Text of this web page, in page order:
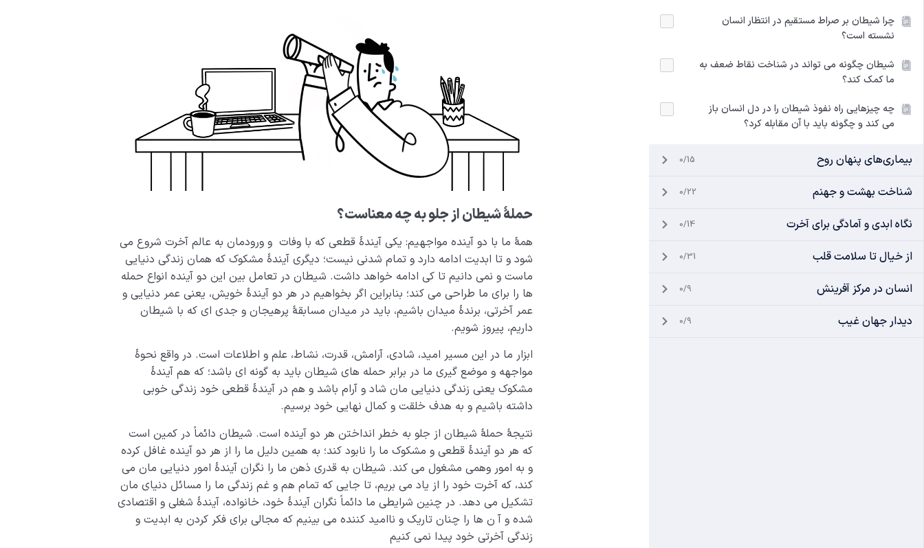
چرا شیطان بر صراط مستقیم در انتظار انسان
نشسته است؟
شیطان چگونه می تواند در شناخت نقاط ضعف به
ما کمک کند؟
چه چیزهایی راه نفوذ شیطان را در دل انسان باز
می کند و چگونه باید با آن مقابله کرد؟
بیماری‌های پنهان روح 0/15
شناخت بهشت و جهنم 0/22
نگاه ابدی و آمادگی برای آخرت 0/14
از خیال تا سلامت قلب 0/31
انسان در مرکز آفرینش 0/9
دیدار جهان غیب 0/9
حملۀ شیطان از جلو به چه معناست؟
همۀ ما با دو آینده مواجهیم: یکی آیندۀ قطعی که با وفات و ورودمان به عالم آخرت شروع می
شود و تا ابدیت ادامه دارد و تمام شدنی نیست؛ دیگری آیندۀ مشکوک که همان زندگی دنیایی
ماست و نمی دانیم تا کی ادامه خواهد داشت. شیطان در تعامل بین این دو آینده انواع حمله
ها را برای ما طراحی می کند؛ بنابراین اگر بخواهیم در هر دو آیندۀ خویش، یعنی عمر دنیایی و
عمر آخرتی، برندۀ میدان باشیم، باید در میدان مسابقۀ پرهیجان و جدی ای که با شیطان
داریم، پیروز شویم.
ابزار ما در این مسیر امید، شادی، آرامش، قدرت، نشاط، علم و اطلاعات است. در واقع نحوۀ
مواجهه و موضع گیری ما در برابر حمله های شیطان باید به گونه ای باشد؛ که هم آیندۀ
مشکوک یعنی زندگی دنیایی مان شاد و آرام باشد و هم در آیندۀ قطعی خود زندگی خوبی
داشته باشیم و به هدف خلقت و کمال نهایی خود برسیم.
نتیجۀ حملۀ شیطان از جلو به خطر انداختن هر دو آینده است. شیطان دائماً در کمین است
که هر دو آیندۀ قطعی و مشکوک ما را نابود کند؛ به همین دلیل ما را از هر دو آینده غافل کرده
و به امور وهمی مشغول می کند. شیطان به قدری ذهن ما را نگران آیندۀ امور دنیایی مان می
کند، که آخرت خود را از یاد می بریم، تا جایی که تمام هم و غم زندگی ما را مسائل دنیای مان
تشکیل می دهد. در چنین شرایطی ما دائماً نگران آیندۀ خود، خانواده، آیندۀ شغلی و اقتصادی
شده و آ ن ها را چنان تاریک و ناامید کننده می بینیم که مجالی برای فکر کردن به ابدیت و
زندگی آخرتی خود پیدا نمی کنیم